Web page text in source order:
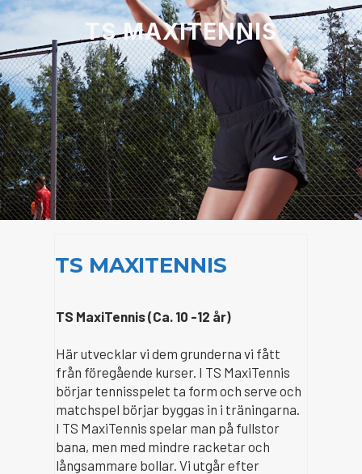
TS MAXITENNIS
TS MAXITENNIS
TS MaxiTennis(Ca. 10 -12 år)
Här utvecklar vi dem grunderna vi fått
från föregående kurser. I TS MaxiTennis
börjar tennisspelet ta form och serve och
matchspel börjar byggas in i träningarna.
I TS MaxiTennis spelar man på fullstor
bana, men med mindre racketar och
långsammare bollar. Vi utgår efter